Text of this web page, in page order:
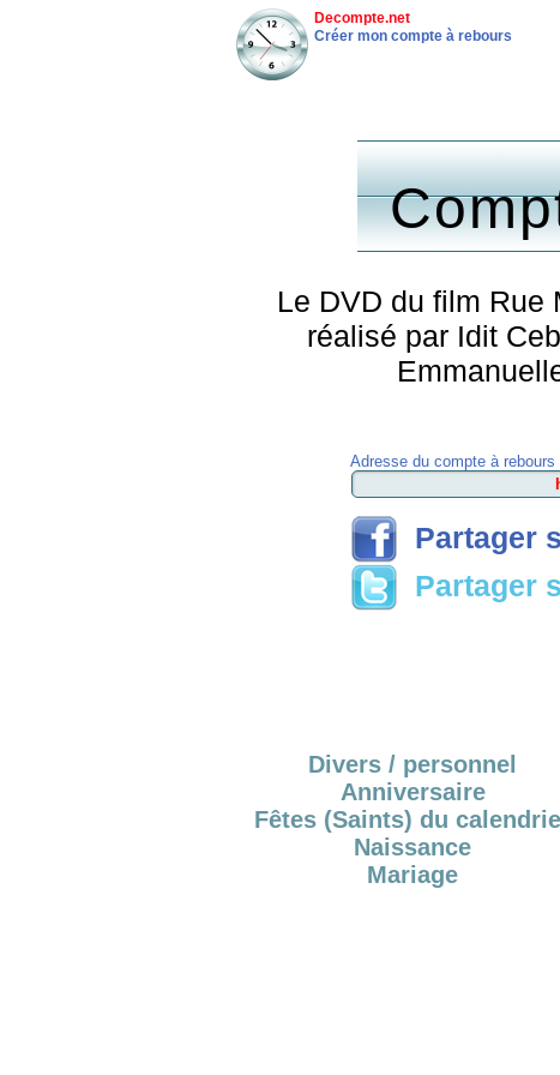
Decompte.net
Créer mon compte à rebours
Le DVD du film Rue
réalisé par Idit
Adresse du compte à rebours
Partager
Partager
Divers / personnel
Anniversaire
Fêtes (Saints) du
Naissance
Mariage